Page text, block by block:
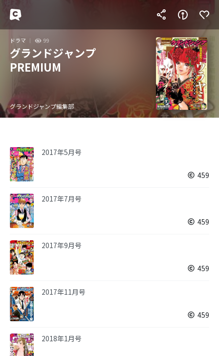
ドラマ 99
グランドジャンプ
PREMIUM
グランドジャンプ編集部
2017年5月号
459
2017年7月号
459
2017年9月号
459
2017年11月号
459
2018年1月号